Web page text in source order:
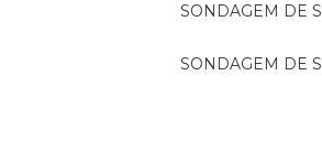
SONDAGEM DE
SONDAGEM DE